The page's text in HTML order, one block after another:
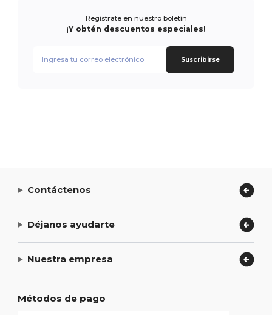
Regístrate en nuestro boletín
¡Y obtén descuentos especiales!
Suscribirse
Contáctenos
Déjanos ayudarte
Nuestra empresa
Métodos de pago